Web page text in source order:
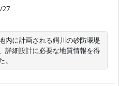
27
内に計画される鍔川の砂防堰堤
詳細設計に必要な地質情報を得